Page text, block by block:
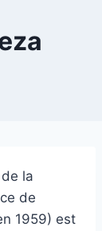
la
de
1959) est